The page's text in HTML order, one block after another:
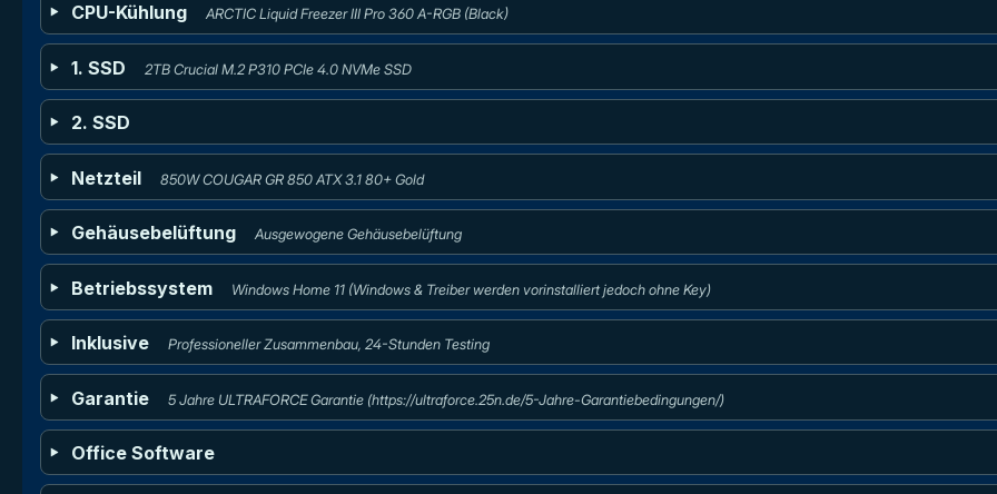
CPU-Kühlung ARCTIC Liquid Freezer III Pro 360 A-RGB (Black)
1. SSD 2TB Crucial M.2 P310 PCIe 4.0 NVMe SSD
2. SSD
Netzteil 850W COUGAR GR 850 ATX 3.1 80+ Gold
Gehäusebelüftung Ausgewogene Gehäusebelüftung
Betriebssystem Windows Home 11 (Windows & Treiber werden vorinstalliert jedoch ohne Key)
Inklusive Professioneller Zusammenbau, 24-Stunden Testing
Garantie 5 Jahre ULTRAFORCE Garantie (https://ultraforce.25n.de/5-Jahre-Garantiebedingungen/)
Office Software